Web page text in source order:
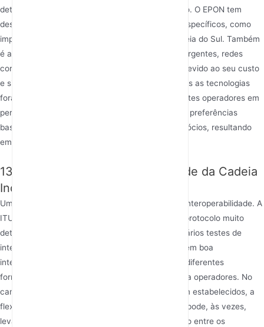
detendo uma participação dominante de mercado. O EPON tem
desempenho excelente em regiões e mercados específicos, como
implantações em larga escala no Japão e na Coreia do Sul. Também
é amplamente utilizado em alguns mercados emergentes, redes
corporativas, fronthaul móvel e outros cenários devido ao seu custo
e simplicidade técnica. No mercado chinês, ambas as tecnologias
foram implantações em larga escala, com diferentes operadores em
períodos e regiões diferentes tendo suas próprias preferências
baseadas em bases de rede e estratégias de negócios, resultando
em um cenário misto de coexistência.
13. Interoperabilidade e Maturidade da Cadeia
Industrial
Uma cadeia industrial saudável depende de boa interoperabilidade. A
ITU-T estabeleceu padrões de conformidade de protocolo muito
detalhados e rigorosos para GPON e promoveu vários testes de
interoperabilidade em grande escala, resultando em boa
interoperabilidade entre equipamentos GPON de diferentes
fornecedores e reduzindo riscos de aquisição para operadores. No
campo EPON, embora os padrões IEEE sejam bem estabelecidos, a
flexibilidade inerente dos equipamentos Ethernet pode, às vezes,
levar a diferenças nos detalhes da implementação entre os